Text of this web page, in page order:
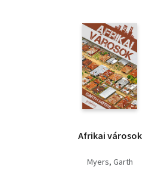
Afrikai városok
Myers, Garth